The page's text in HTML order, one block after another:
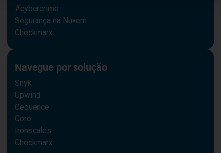
#cybercrime
Segurança na Nuvem
Checkmarx
Navegue por solução
Snyk
Upwind
Cequence
Coro
Ironscales
Checkmarx